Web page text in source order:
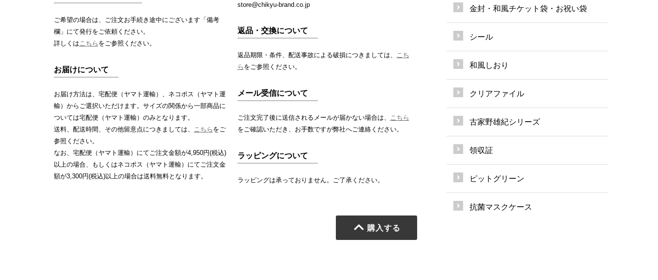
ご希望の場合は、ご注文お手続き途中にございます「備考
欄」にて発行をご依頼ください。
詳しくはこちら をご参照ください。
お届けについて
お届け方法は、宅配便（ヤマト運輸）、ネコポス（ヤマト運
輸）からご選択いただけます。サイズの関係から一部商品に
ついては宅配便（ヤマト運輸）のみとなります。
送料、配送時間、その他留意点につきましては、 こちら をご
参照ください。
なお、宅配便（ヤマト運輸）にてご注文金額が4,950円(税込)
以上の場合、もしくはネコポス（ヤマト運輸）にてご注文金
額が3,300円(税込)以上の場合は送料無料となります。
store@chikyu-brand.co.jp
返品・交換について
返品期限・条件、配送事故による破損につきましては、 こち
ら をご参照ください。
メール受信について
ご注文完了後に送信されるメールが届かない場合は、 こちら
をご確認いただき、お手数ですが弊社へご連絡ください。
ラッピングについて
ラッピングは承っておりません。ご了承ください。
購入する
金封・和風チケット袋・お祝い袋
シール
和風しおり
クリアファイル
古家野雄紀シリーズ
領収証
ピットグリーン
抗菌マスクケース